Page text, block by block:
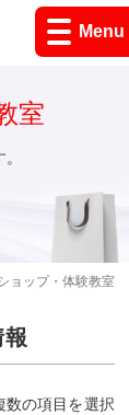
Menu
ョップ・体験教室
室
数の項目を選択